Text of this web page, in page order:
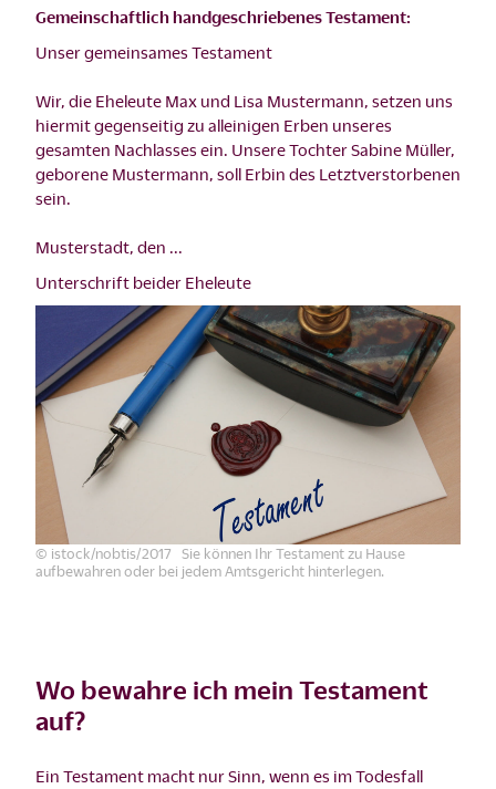
Gemeinschaftlich handgeschriebenes Testament:
Unser gemeinsames Testament
Wir, die Eheleute Max und Lisa Mustermann, setzen uns
hiermit gegenseitig zu alleinigen Erben unseres
gesamten Nachlasses ein. Unsere Tochter Sabine Müller,
geborene Mustermann, soll Erbin des Letztverstorbenen
sein.
Musterstadt, den ...
Unterschrift beider Eheleute
© istock/nobtis/2017 Sie können Ihr Testament zu Hause
aufbewahren oder bei jedem Amtsgericht hinterlegen.
Wo bewahre ich mein Testament
auf?
Ein Testament macht nur Sinn, wenn es im Todesfall